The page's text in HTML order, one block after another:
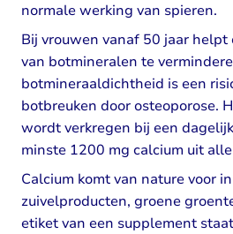
normale werking van spieren.
Bij vrouwen vanaf 50 jaar helpt
van botmineralen te
botmineraaldichtheid is een
botbreuken door osteoporose.
wordt verkregen bij een
minste 1200 mg calcium uit
Calcium komt van nature voor
zuivelproducten, groene
etiket van een supplement